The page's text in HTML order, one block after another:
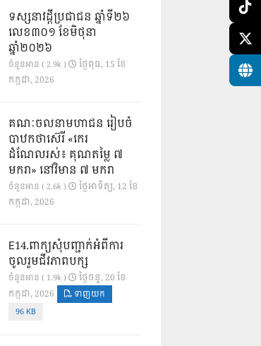
ទស្សនាវដ្ដីប្រជាជន ឆ្នាំទី២៦
លេខ៣០១ ខែមិថុនា
ឆ្នាំ២០២៦
ចំនួនអាន ( 2.9k )
ថ្ងៃ​ពុធ, 15 ខែ​
កក្កដា, 2026
គណៈចលនាមហាជន រៀបចំ
បាឋកថាស៊េរី «កេរ
ដំណែលរស់៖ គុណតម្លៃ ៧
មករា» នៅវិមាន ៧ មករា
ចំនួនអាន ( 2.6k )
ថ្ងៃ​អាទិត្យ, 12 ខែ​
កក្កដា, 2026
E14.ពាក្យសុំបញ្ជាក់អំពីការ
ចូលរួមជីវភាពបក្ស
ចំនួនអាន ( 1.9k )
ថ្ងៃ​ចន្ទ, 20 ខែ​
កក្កដា, 2026
ទាញយក
96 KB